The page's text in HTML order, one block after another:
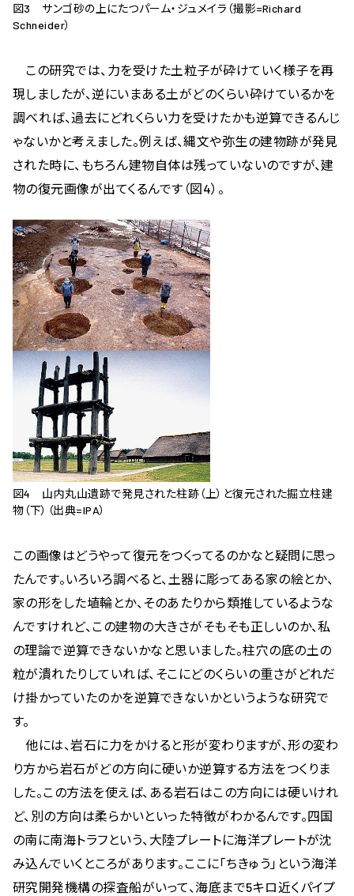
図3 サンゴ砂の上にたつパーム・ジュメイラ（撮影=Richard
Schneider）
この研究では、力を受けた土粒子が砕けていく様子を再
現しましたが、逆にいまある土がどのくらい砕けているかを
調べれば、過去にどれくらい力を受けたかも逆算できるんじ
ゃないかと考えました。例えば、縄文や弥生の建物跡が発見
された時に、もちろん建物自体は残っていないのですが、建
物の復元画像が出てくるんです（図4）。
図4 山内丸山遺跡で発見された柱跡（上）と復元された掘立柱建
物（下）（出典=IPA）
この画像はどうやって復元をつくってるのかなと疑問に思っ
たんです。いろいろ調べると、土器に彫ってある家の絵とか、
家の形をした埴輪とか、そのあたりから類推しているような
んですけれど、この建物の大きさがそもそも正しいのか、私
の理論で逆算できないかなと思いました。柱穴の底の土の
粒が潰れたりしていれば、そこにどのくらいの重さがどれだ
け掛かっていたのかを逆算できないかというような研究で
す。
他には、岩石に力をかけると形が変わりますが、形の変わ
り方から岩石がどの方向に硬いか逆算する方法をつくりま
した。この方法を使えば、ある岩石はこの方向には硬いけれ
ど、別の方向は柔らかいといった特徴がわかるんです。四国
の南に南海トラフという、大陸プレートに海洋プレートが沈
み込んでいくところがあります。ここに「ちきゅう」という海洋
研究開発機構の探査船がいって、海底まで5キロ近くパイプ